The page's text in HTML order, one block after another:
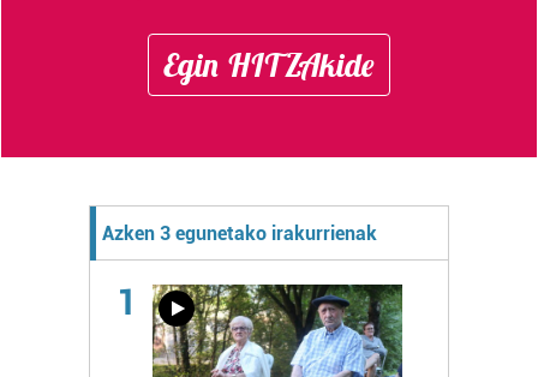
Egin HITZAkide
Azken 3 egunetako irakurrienak
1